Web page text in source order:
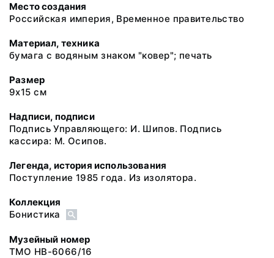
Место создания
Российская империя, Временное правительство
Материал, техника
бумага с водяным знаком "ковер"; печать
Размер
9х15 см
Надписи, подписи
Подпись Управляющего: И. Шипов. Подпись
кассира: М. Осипов.
Легенда, история использования
Поступление 1985 года. Из изолятора.
Коллекция
Бонистика
Музейный номер
ТМО НВ-6066/16